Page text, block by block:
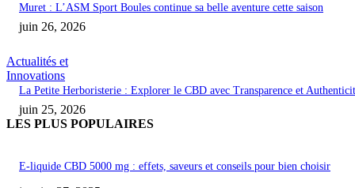
Muret : L’ASM Sport Boules continue sa belle aventure cette saison
juin 26, 2026
Actualités et
Innovations
La Petite Herboristerie : Explorer le CBD avec Transparence et
juin 25, 2026
LES PLUS POPULAIRES
E-liquide CBD 5000 mg : effets, saveurs et conseils pour bien choisir